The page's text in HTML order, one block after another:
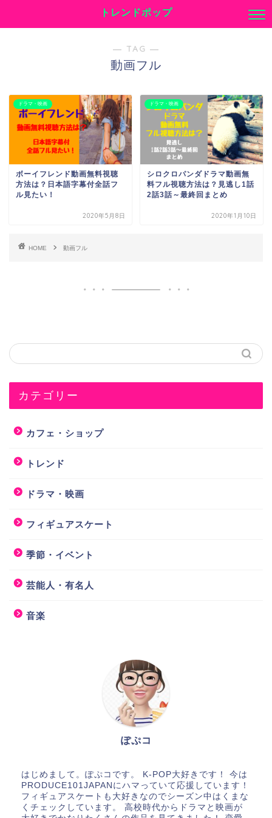
トレンドポップ
― TAG ―
動画フル
ドラマ・映画
ボーイフレンド動画無料視聴
方法は？日本語字幕付全話フ
ル見たい！
2020年5月8日
ドラマ・映画
シロクロパンダドラマ動画無
料フル視聴方法は？見逃し1話
2話3話～最終回まとめ
2020年1月10日
HOME 動画フル
カテゴリー
カフェ・ショップ
トレンド
ドラマ・映画
フィギュアスケート
季節・イベント
芸能人・有名人
音楽
ぽぷコ
はじめまして。ぽぷコです。 K-POP大好きです！ 今は
PRODUCE101JAPANにハマっていて応援しています！
フィギュアスケートも大好きなのでシーズン中はくまな
くチェックしています。 高校時代からドラマと映画が